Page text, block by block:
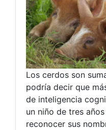
Los cerdos son
podría decir que
de inteligencia
un niño de tres
reconocer sus